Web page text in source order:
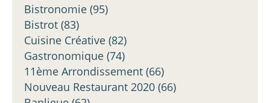
Bistronomie (95)
Bistrot (83)
Cuisine Créative (82)
Gastronomique (74)
11ème Arrondissement (66)
Nouveau Restaurant 2020 (66)